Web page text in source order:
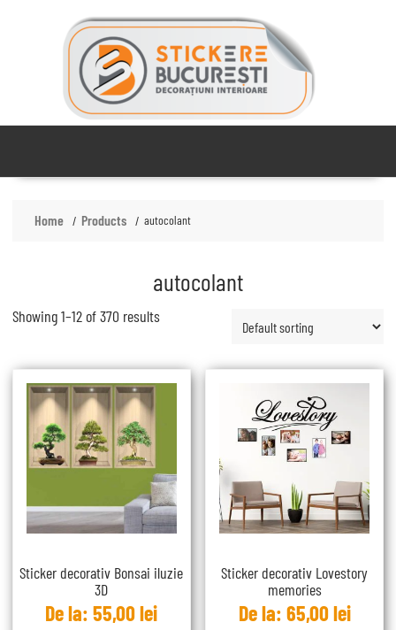
Home Products autocolant
autocolant
Showing 1–12 of 370 results
Sticker decorativ Bonsai iluzie
3D
De la:55,00lei
Sticker decorativ Lovestory
memories
De la: 65,00lei